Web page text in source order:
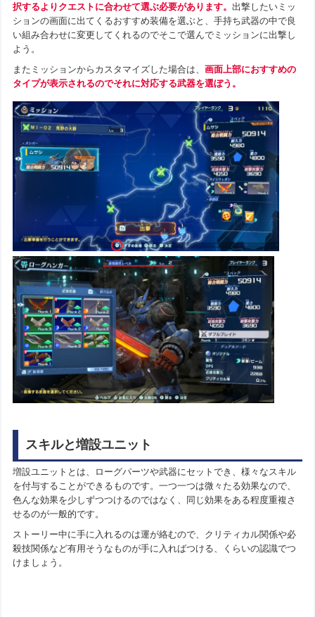
択するよりクエストに合わせて選ぶ必要があります。出撃したいミッ
ションの画面に出てくるおすすめ装備を選ぶと、手持ち武器の中で良
い組み合わせに変更してくれるのでそこで選んでミッションに出撃し
よう。
またミッションからカスタマイズした場合は、画面上部におすすめの
タイプが表示されるのでそれに対応する武器を選ぼう。
スキルと増設ユニット
増設ユニットとは、ローグパーツや武器にセットでき、様々なスキル
を付与することができるものです。一つ一つは微々たる効果なので、
色んな効果を少しずつつけるのではなく、同じ効果をある程度重複さ
せるのが一般的です。
ストーリー中に手に入れるのは運が絡むので、クリティカル関係や必
殺技関係など有用そうなものが手に入ればつける、くらいの認識でつ
けましょう。